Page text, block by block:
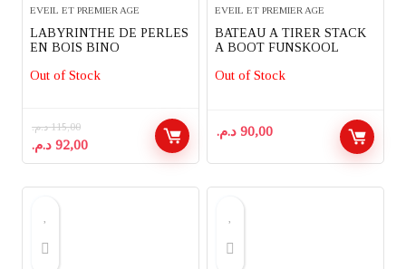
EVEIL ET PREMIER AGE
LABYRINTHE DE PERLES
EN BOIS BINO
Out of Stock
115,00 د.م.
Le
prix
92,00 د.م.
Le
prix
EVEIL ET PREMIER AGE
BATEAU A TIRER STACK
A BOOT FUNSKOOL
Out of Stock
90,00 د.م.